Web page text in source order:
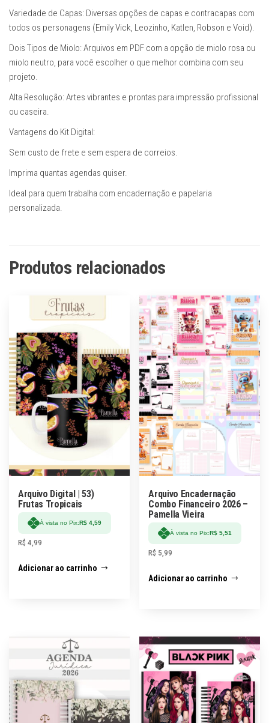
Variedade de Capas: Diversas opções de capas e contracapas com
todos os personagens (Emily Vick, Leozinho, Katlen, Robson e Void).
Dois Tipos de Miolo: Arquivos em PDF com a opção de miolo rosa ou
miolo neutro, para você escolher o que melhor combina com seu
projeto.
Alta Resolução: Artes vibrantes e prontas para impressão profissional
ou caseira.
Vantagens do Kit Digital:
Sem custo de frete e sem espera de correios.
Imprima quantas agendas quiser.
Ideal para quem trabalha com encadernação e papelaria
personalizada.
Produtos relacionados
Arquivo Digital | 53)
Frutas Tropicais
À vista no Pix:R$ 4,59
R$ 4,99
Adicionar ao carrinho
Arquivo Encadernação
Combo Financeiro 2026 –
Pamella Vieira
À vista no Pix:R$ 5,51
R$ 5,99
Adicionar ao carrinho